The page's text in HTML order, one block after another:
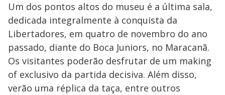
Um dos pontos altos do museu é a última sala,
dedicada integralmente à conquista da
Libertadores, em quatro de novembro do ano
passado, diante do Boca Juniors, no Maracanã.
Os visitantes poderão desfrutar de um making
of exclusivo da partida decisiva. Além disso,
verão uma réplica da taça, entre outros